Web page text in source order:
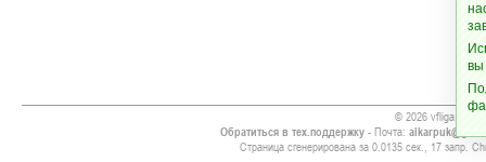
© 2026 vfliga.info
Обратиться в тех.поддержку- Почта:
Страница сгенерирована за 0.0135 сек., 17 запр.
вы